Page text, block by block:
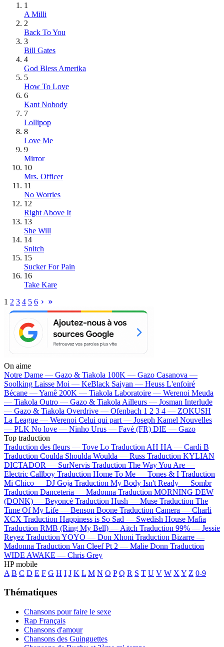
1
A Milli
2
Back To You
3
Bill Gates
4
God Bless Amerika
5
How To Love
6
Kant Nobody
7
Lollipop
8
Love Me
9
Mirror
10
Mrs. Officer
11
No Worries
12
Right Above It
13
She Will
14
Snitch
15
Sucker For Pain
16
Take Kare
1 2 3 4 5 6
On aime
Notre Dame — Gazo & Tiakola 100K — Gazo Casanova —
Soolking Laisse Moi — KeBlack Saiyan — Heuss L'enfoiré
Bécane —Yamê 200K — Tiakola Laboratoire — Werenoi Meuda
— Tiakola Outro — Gazo & Tiakola Ailleurs — Josman Interlude
— Gazo & Tiakola Overdrive — Ofenbach 1 2 3 4 — ZOKUSH
La League — Werenoi Celui qui part — Joseph Kamel Nouvelles
— PLK No love — Ninho Urus — Favé (FR) DIE — Gazo
Top traduction
Traduction des fleurs — Tove Lo Traduction AH HA — Cardi B
Traduction Coulda Shoulda Woulda — Russ Traduction KYLIAN
DICTADOR — SurNervis Traduction The Way You Are —
Electric Callboy Traduction Home To Me — Tones & I Traduction
Mi Chico — DJ Goja Traduction My Body Isn't Ready — Sombr
Traduction Danceteria — Madonna Traduction MORNING DEW
(DONK) — Beyoncé Traduction Hush — Muse Traduction The
Time Of My Life — Benson Boone Traduction Camera — Charli
XCX Traduction Happiness is So Sad — Swedish House Mafia
Traduction RMB (Ring My Bell) — Aitch Traduction 99% — Jessie
Reyez Traduction YOYO — Don Xhoni Traduction Bizarre —
Madonna Traduction Van Cleef Pt 2 — Malie Donn Traduction
WIDE AWAKE — Chris Grey
HP mobile
A B C D E F G H I J K L M N O P Q R S T U V W X Y Z 0-9
Thématiques
Chansons pour faire le sexe
Rap Français
Chansons d'amour
Chansons des Guinguettes